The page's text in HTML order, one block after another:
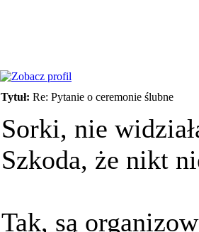
Tytuł: Re: Pytanie o ceremonie ślubne
Sorki, nie
Szkoda, że nikt
Tak, są